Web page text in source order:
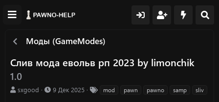
Моды (GameModes)
Слив мода евольв рп 2023 by limonchik
1.0
А
sxgood
Д
9 Дек 2025 mod pawn pawno samp sliv